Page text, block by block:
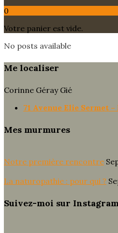
0
Votre panier est vide.
No posts available
Me localiser
Corinne Géray Gié
71 Avenue Elie Sermet
Mes murmures
Notre première rencontre
La naturopathie : pour qui ?
Suivez-moi sur